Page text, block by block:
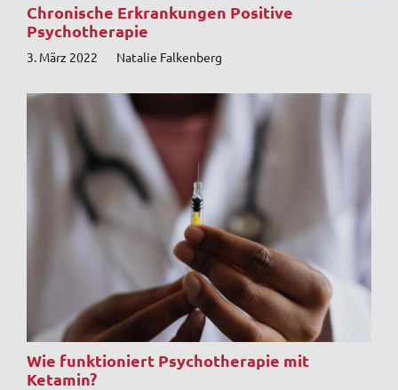
Chronische Erkrankungen Positive
Psychotherapie
3. März 2022 Natalie Falkenberg
Wie funktioniert Psychotherapie mit
Ketamin?